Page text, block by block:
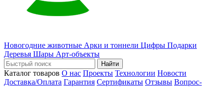
Новогодние животные Арки и тоннели Цифры Подарки
Деревья Шары Арт-объекты
Найти
Каталог товаров О нас Проекты Технологии Новости
Доставка/Оплата Гарантия Сертификаты Отзывы Вопрос-